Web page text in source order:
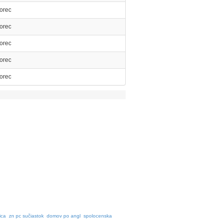
zn pc sučiastok domov po angl spolocenska